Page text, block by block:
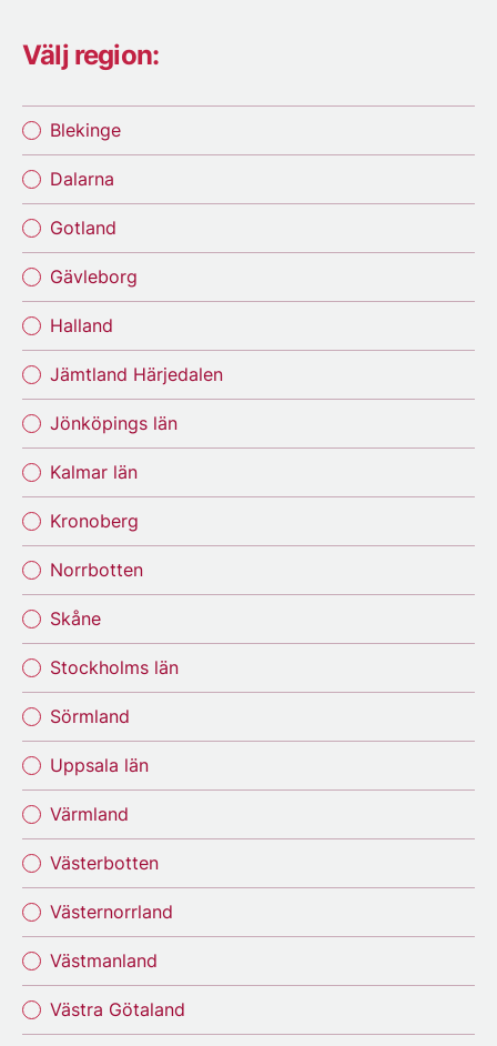
Välj region:
Blekinge
Dalarna
Gotland
Gävleborg
Halland
Jämtland Härjedalen
Jönköpings län
Kalmar län
Kronoberg
Norrbotten
Skåne
Stockholms län
Sörmland
Uppsala län
Värmland
Västerbotten
Västernorrland
Västmanland
Västra Götaland